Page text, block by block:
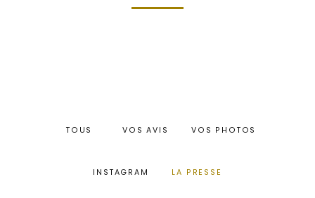
TOUS VOS AVIS VOS PHOTOS
INSTAGRAM LA PRESSE